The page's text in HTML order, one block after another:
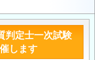
判定士一次試験
します